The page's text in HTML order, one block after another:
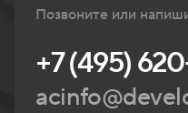
Позвоните или
+7 (495)